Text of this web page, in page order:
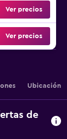
Ver precios
Ver precios
Ubicación
de